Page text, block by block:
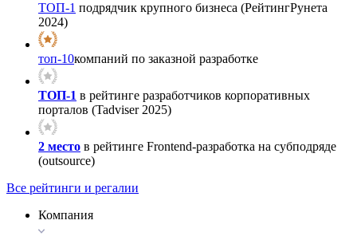
ТОП-1 подрядчик крупного бизнеса (РейтингРунета
2024)
топ-10компаний по заказной разработке
ТОП-1 в рейтинге разработчиков корпоративных
порталов (Tadviser 2025)
2 место в рейтинге Frontend-разработка на субподряде
(outsource)
Все рейтинги и регалии
Компания